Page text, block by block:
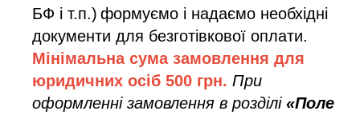
БФ і т.п.) формуємо і надаємо необхідні
документи для безготівкової оплати.
Мінімальна сума замовлення для
юридичних осіб 500 грн. При
оформленні замовлення в розділі «Поле